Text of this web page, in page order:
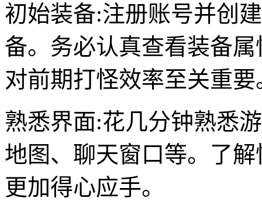
初始装备:注册账号并创
备。务必认真查看装备
对前期打怪效率至关重要
熟悉界面:花几分钟熟悉
地图、聊天窗口等。了
更加得心应手。